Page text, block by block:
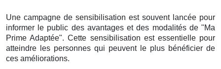
Une campagne de sensibilisation est souvent lancée pour
informer le public des avantages et des modalités de "Ma
Prime Adaptée". Cette sensibilisation est essentielle pour
atteindre les personnes qui peuvent le plus bénéficier de
ces améliorations.